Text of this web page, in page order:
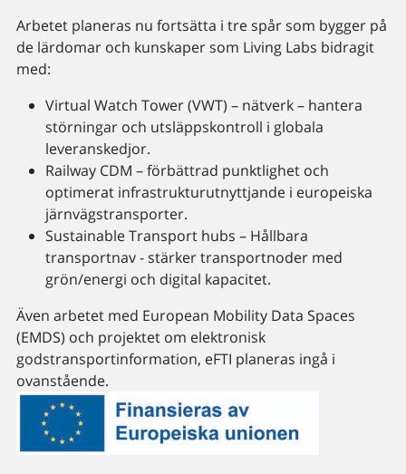
Arbetet planeras nu fortsätta i tre spår som bygger på
de lärdomar och kunskaper som Living Labs bidragit
med:
Virtual Watch Tower (VWT) – nätverk – hantera
störningar och utsläppskontroll i globala
leveranskedjor.
Railway CDM – förbättrad punktlighet och
optimerat infrastrukturutnyttjande i europeiska
järnvägstransporter.
Sustainable Transport hubs – Hållbara
transportnav - stärker transportnoder med
grön/energi och digital kapacitet.
Även arbetet med European Mobility Data Spaces
(EMDS) och projektet om elektronisk
godstransportinformation, eFTI planeras ingå i
ovanstående.